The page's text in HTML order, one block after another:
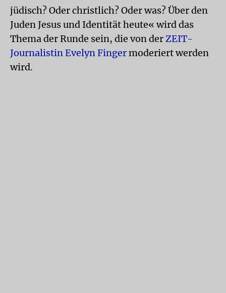
jüdisch? Oder christlich? Oder was? Über den
Juden Jesus und Identität heute« wird das
Thema der Runde sein, die von derZEIT-
Journalistin Evelyn Fingermoderiert werden
wird.